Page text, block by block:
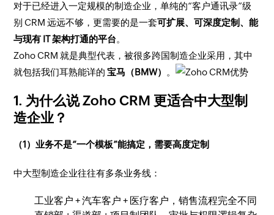
对于已经进入一定规模的制造企业，单纯的“客户通讯录”级
别 CRM 远远不够，更需要的是一套可扩展、可深度定制、能
与现有 IT 架构打通的平台。
Zoho CRM 就是典型代表，被很多跨国制造企业采用，其中
就包括我们耳熟能详的宝马（BMW） 。
1. 为什么说 Zoho CRM 更适合中大型制
造企业？
（1）业务不是“一个模板”能搞定，需要高度定制
中大型制造企业往往有多条业务线：
工业客户 + 汽车客户 + 医疗客户，销售流程完全不同